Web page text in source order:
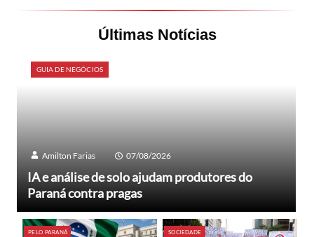
Últimas Notícias
GUIA DE NEGÓCIOS
Amilton Farias 07/08/2026
IA e análise de solo ajudam produtores do
Paraná contra pragas
PELO PARANÁ SOCIEDADE